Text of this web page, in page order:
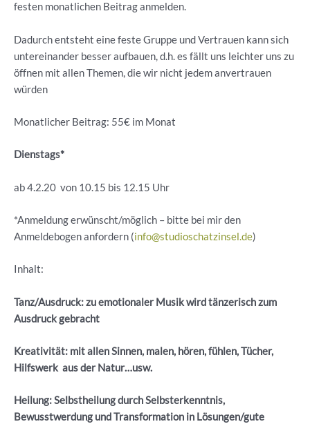
festen monatlichen Beitrag anmelden.
Dadurch entsteht eine feste Gruppe und Vertrauen kann sich
untereinander besser aufbauen, d.h. es fällt uns leichter uns zu
öffnen mit allen Themen, die wir nicht jedem anvertrauen
würden
Monatlicher Beitrag: 55€ im Monat
Dienstags*
ab 4.2.20 von 10.15 bis 12.15 Uhr
*Anmeldung erwünscht/möglich – bitte bei mir den
Anmeldebogen anfordern (info@studioschatzinsel.de)
Inhalt:
Tanz/Ausdruck: zu emotionaler Musik wird tänzerisch zum
Ausdruck gebracht
Kreativität: mit allen Sinnen, malen, hören, fühlen, Tücher,
Hilfswerk aus der Natur…usw.
Heilung: Selbstheilung durch Selbsterkenntnis,
Bewusstwerdung und Transformation in Lösungen/gute